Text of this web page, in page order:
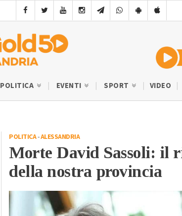
POLITICA EVENTI SPORT VIDEO
POLITICA-ALESSANDRIA
Morte David Sassoli: il
della nostra provincia